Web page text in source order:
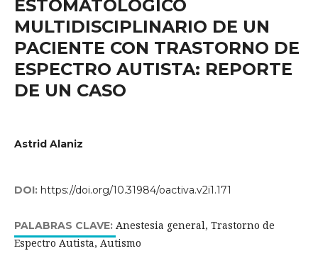
ESTOMATOLÓGICO
MULTIDISCIPLINARIO DE UN
PACIENTE CON TRASTORNO DE
ESPECTRO AUTISTA: REPORTE
DE UN CASO
Astrid Alaniz
DOI: https://doi.org/10.31984/oactiva.v2i1.171
PALABRAS CLAVE: Anestesia general, Trastorno de
Espectro Autista, Autismo